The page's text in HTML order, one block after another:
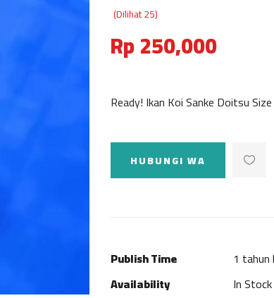
(Dilihat 25)
Rp 250,000
Ready! Ikan Koi Sanke Doitsu
HUBUNGI WA
Publish Time
1 tahun
Availability
In Stock